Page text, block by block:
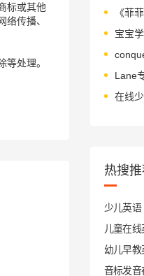
标或其他
传播、
处理。
宝宝
在线
热搜推
少儿英语
儿童在
幼儿早教